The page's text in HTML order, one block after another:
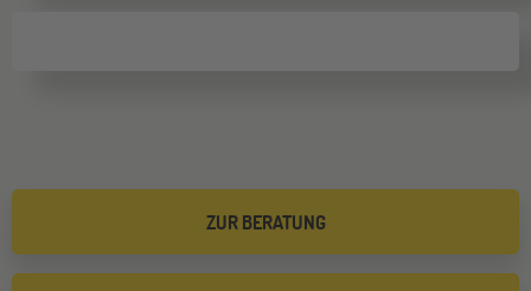
ZUR BERATUNG